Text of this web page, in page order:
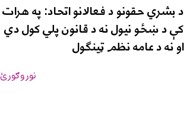
د بشري حقونو د فعالانو اتحاد: په هرات
کې د ښځو نیول نه د قانون پلي کول دي
او نه د عامه نظم ټینګول
نور وګورئ